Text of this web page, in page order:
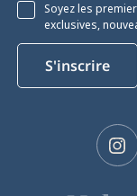
Soyez les
exclusives,
S'inscrire